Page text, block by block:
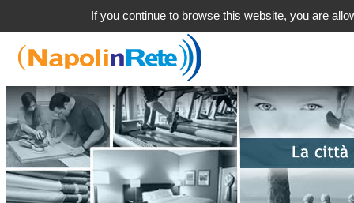
If you continue to browse this website, you are